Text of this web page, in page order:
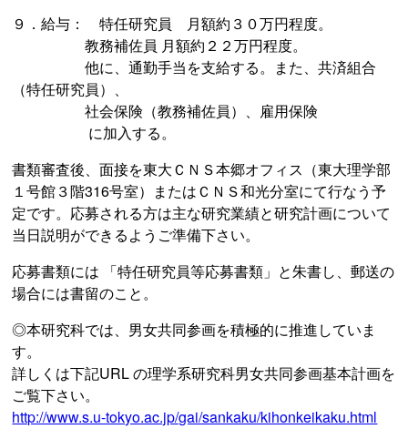
９．給与： 特任研究員 月額約３０万円程度。
教務補佐員 月額約２２万円程度。
他に、通勤手当を支給する。また、共済組合
（特任研究員）、
社会保険（教務補佐員）、雇用保険
に加入する。
書類審査後、面接を東大ＣＮＳ本郷オフィス（東大理学部
１号館３階316号室）またはＣＮＳ和光分室にて行なう予
定です。応募される方は主な研究業績と研究計画について
当日説明ができるようご準備下さい。
応募書類には 「特任研究員等応募書類」と朱書し、郵送の
場合には書留のこと。
◎本研究科では、男女共同参画を積極的に推進していま
す。
詳しくは下記URL の理学系研究科男女共同参画基本計画を
ご覧下さい。
http://www.s.u-tokyo.ac.jp/gai/sankaku/kihonkeikaku.html